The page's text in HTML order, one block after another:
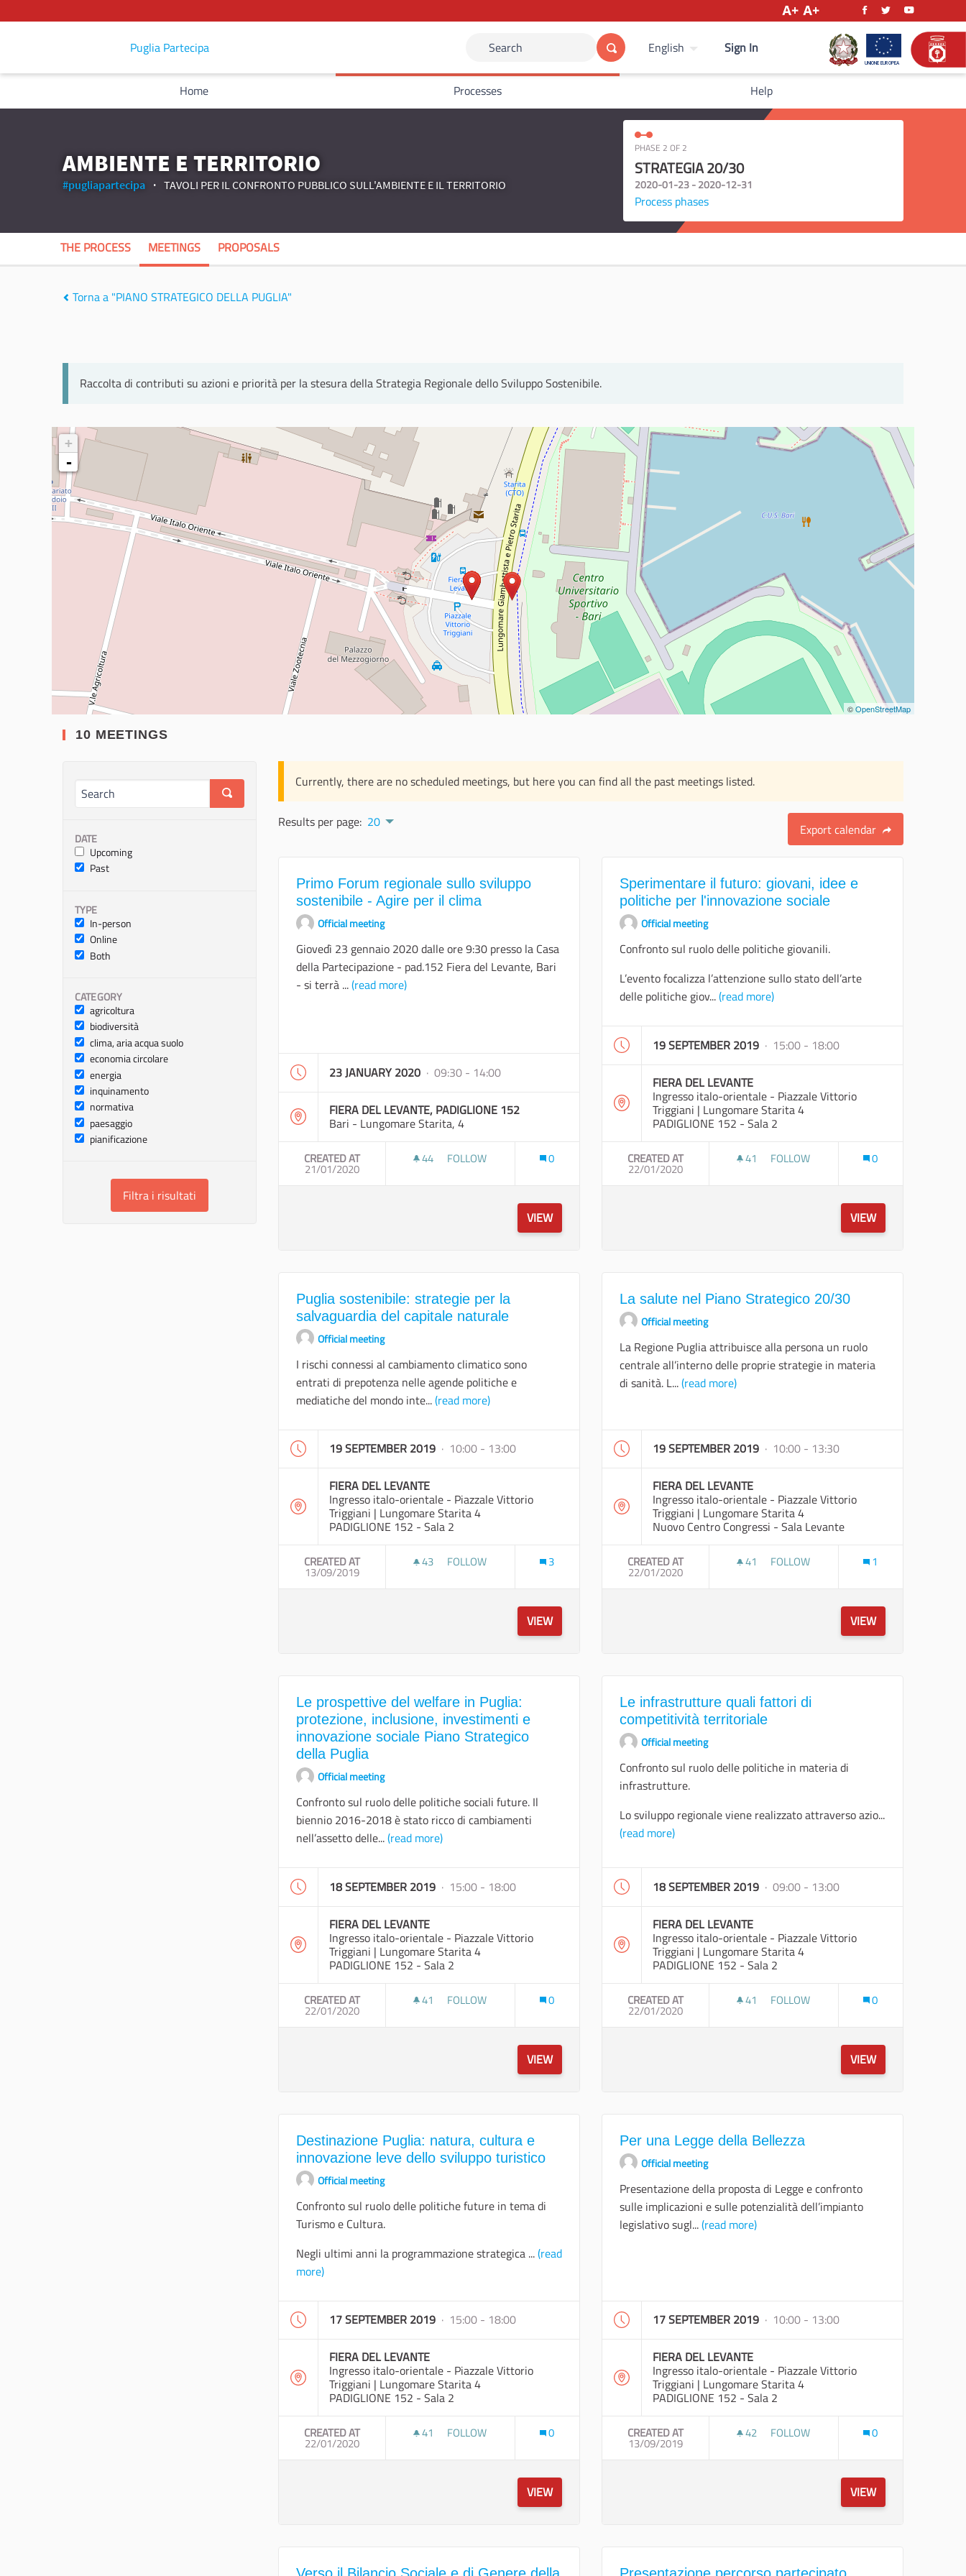
Puglia Partecipa Search English Sign In
Home Processes Help
AMBIENTE E TERRITORIO
#pugliapartecipa TAVOLI PER IL CONFRONTO PUBBLICO SULL'AMBIENTE E IL TERRITORIO
PHASE 2 OF 2
STRATEGIA 20/30
2020-01-23 - 2020-12-31
Process phases
THE PROCESS MEETINGS PROPOSALS
Torna a "PIANO STRATEGICO DELLA PUGLIA"
Raccolta di contributi su azioni e priorità per la stesura della Strategia Regionale dello Sviluppo Sostenibile.
+
-
©OpenStreetMap
10 MEETINGS
DATE
Upcoming
Past
TYPE
In-person
Online
Both
CATEGORY
agricoltura
biodiversità
clima, aria acqua suolo
economia circolare
energia
inquinamento
normativa
paesaggio
pianificazione
Filtra i risultati
Currently, there are no scheduled meetings, but here you can find all the past meetings listed.
Results per page: 20 Export calendar
Primo Forum regionale sullo sviluppo
sostenibile - Agire per il clima
Official meeting
Giovedì 23 gennaio 2020 dalle ore 9:30 presso la Casa
della Partecipazione - pad.152 Fiera del Levante, Bari
- si terrà ...(read more)
23 JANUARY 2020 · 09:30 - 14:00
FIERA DEL LEVANTE, PADIGLIONE 152
Bari - Lungomare Starita, 4
CREATED AT
21/01/2020
44 44 FOLLOWERS
FOLLOW
PRIMO FORUM REGIONALE SULLO SVILUPPO SOSTENIBILE - AGIRE PER IL CLIMA
0
VIEW
Sperimentare il futuro: giovani, idee e
politiche per l'innovazione sociale
Official meeting
Confronto sul ruolo delle politiche giovanili.
L’evento focalizza l’attenzione sullo stato dell’arte
delle politiche giov...(read more)
19 SEPTEMBER 2019 · 15:00 - 18:00
FIERA DEL LEVANTE
Ingresso italo-orientale - Piazzale Vittorio
Triggiani | Lungomare Starita 4
PADIGLIONE 152 - Sala 2
CREATED AT
22/01/2020
41 41 FOLLOWERS
FOLLOW 0
VIEW
Puglia sostenibile: strategie per la
salvaguardia del capitale naturale
Official meeting
I rischi connessi al cambiamento climatico sono
entrati di prepotenza nelle agende politiche e
mediatiche del mondo inte...(read more)
19 SEPTEMBER 2019 · 10:00 - 13:00
FIERA DEL LEVANTE
Ingresso italo-orientale - Piazzale Vittorio
Triggiani | Lungomare Starita 4
PADIGLIONE 152 - Sala 2
CREATED AT
13/09/2019
43 43 FOLLOWERS
FOLLOW
PUGLIA SOSTENIBILE: STRATEGIE PER LA SALVAGUARDIA DEL CAPITALE NATURALE
3
VIEW
La salute nel Piano Strategico 20/30
Official meeting
La Regione Puglia attribuisce alla persona un ruolo
centrale all’interno delle proprie strategie in materia
di sanità. L...(read more)
19 SEPTEMBER 2019 · 10:00 - 13:30
FIERA DEL LEVANTE
Ingresso italo-orientale - Piazzale Vittorio
Triggiani | Lungomare Starita 4
Nuovo Centro Congressi - Sala Levante
CREATED AT
22/01/2020
41 41 FOLLOWERS
FOLLOW 1
VIEW
Le prospettive del welfare in Puglia:
protezione, inclusione, investimenti e
innovazione sociale Piano Strategico
della Puglia
Official meeting
Confronto sul ruolo delle politiche sociali future. Il
biennio 2016-2018 è stato ricco di cambiamenti
nell’assetto delle...(read more)
18 SEPTEMBER 2019 · 15:00 - 18:00
FIERA DEL LEVANTE
Ingresso italo-orientale - Piazzale Vittorio
Triggiani | Lungomare Starita 4
PADIGLIONE 152 - Sala 2
CREATED AT
22/01/2020
41 41 FOLLOWERS
FOLLOW
LE PROSPETTIVE DEL WELFARE IN PUGLIA: PROTEZIONE, INCLUSIONE, INVESTIMENTI E INNOVAZIONE SOCIALE
0
VIEW
Le infrastrutture quali fattori di
competitività territoriale
Official meeting
Confronto sul ruolo delle politiche in materia di
infrastrutture.
Lo sviluppo regionale viene realizzato attraverso azio...
(read more)
18 SEPTEMBER 2019 · 09:00 - 13:00
FIERA DEL LEVANTE
Ingresso italo-orientale - Piazzale Vittorio
Triggiani | Lungomare Starita 4
PADIGLIONE 152 - Sala 2
CREATED AT
22/01/2020
41 41 FOLLOWERS
FOLLOW 0
VIEW
Destinazione Puglia: natura, cultura e
innovazione leve dello sviluppo turistico
Official meeting
Confronto sul ruolo delle politiche future in tema di
Turismo e Cultura.
Negli ultimi anni la programmazione strategica ...(read
more)
17 SEPTEMBER 2019 · 15:00 - 18:00
FIERA DEL LEVANTE
Ingresso italo-orientale - Piazzale Vittorio
Triggiani | Lungomare Starita 4
PADIGLIONE 152 - Sala 2
CREATED AT
22/01/2020
41 41 FOLLOWERS
FOLLOW
DESTINAZIONE PUGLIA: NATURA, CULTURA E INNOVAZIONE LEVE DELLO SVILUPPO TURISTICO
0
VIEW
Per una Legge della Bellezza
Official meeting
Presentazione della proposta di Legge e confronto
sulle implicazioni e sulle potenzialità dell’impianto
legislativo sugl...(read more)
17 SEPTEMBER 2019 · 10:00 - 13:00
FIERA DEL LEVANTE
Ingresso italo-orientale - Piazzale Vittorio
Triggiani | Lungomare Starita 4
PADIGLIONE 152 - Sala 2
CREATED AT
13/09/2019
42 42 FOLLOWERS
FOLLOW 0
VIEW